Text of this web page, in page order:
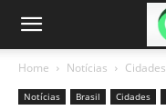
Home Notícias Cidades
Notícias Brasil Cidades